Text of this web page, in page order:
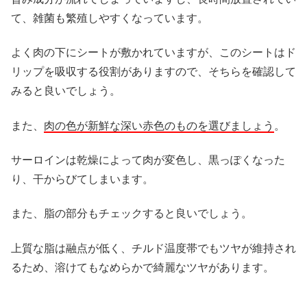
て、雑菌も繁殖しやすくなっています。
よく肉の下にシートが敷かれていますが、このシートはド
リップを吸収する役割がありますので、そちらを確認して
みると良いでしょう。
また、 肉の色が新鮮な深い赤色のものを選びましょう 。
サーロインは乾燥によって肉が変色し、黒っぽくなった
り、干からびてしまいます。
また、脂の部分もチェックすると良いでしょう。
上質な脂は融点が低く、チルド温度帯でもツヤが維持され
るため、溶けてもなめらかで綺麗なツヤがあります。